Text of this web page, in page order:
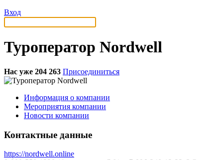
Вход
Туроператор Nordwell
Нас уже 204 263 Присоединиться
Информация о компании
Мероприятия компании
Новости компании
Контактные данные
https://nordwell.online